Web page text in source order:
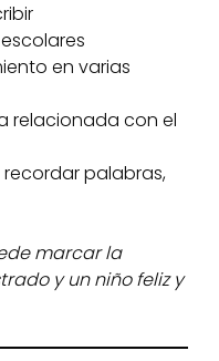
en varias
relacionada con el
palabras,
marcar la
y un niño feliz y